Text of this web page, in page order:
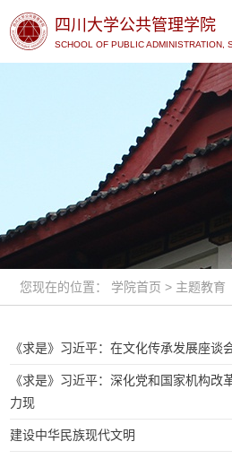
四川大学公共管理学院
SCHOOL OF PUBLIC ADMINISTRATION,
您现在的位置： 学院首页 > 主题教育
《求是》习近平：在文化传承发展座谈
《求是》习近平：深化党和国家机构改
力现
建设中华民族现代文明